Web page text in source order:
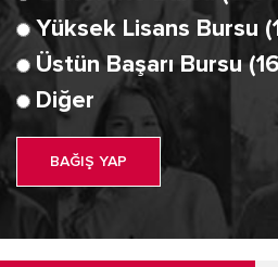
Yüksek Lisans Bursu
Üstün Başarı Bursu
Diğer
BAĞIŞ YAP